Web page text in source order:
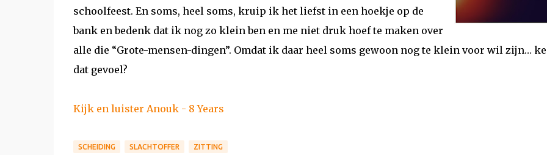
schoolfeest. En soms, heel soms, kruip ik het liefst in een hoekje op de
bank en bedenk dat ik nog zo klein ben en me niet druk hoef te maken over
alle die “Grote-mensen-dingen”. Omdat ik daar heel soms gewoon nog te klein voor wil zijn…
dat gevoel?
Kijk en luister Anouk - 8 Years
SCHEIDING SLACHTOFFER ZITTING